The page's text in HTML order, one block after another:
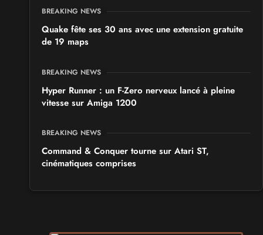
BREAKING NEWS
Quake fête ses 30 ans avec une extension gratuite
de 19 maps
BREAKING NEWS
Hyper Runner : un F-Zero nerveux lancé à pleine
vitesse sur Amiga 1200
BREAKING NEWS
Command & Conquer tourne sur Atari ST,
cinématiques comprises